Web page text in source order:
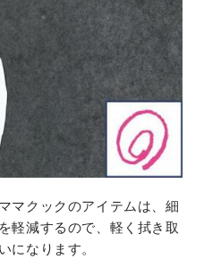
マクックのアイテムは、細
軽減するので、軽く拭き取
になります。